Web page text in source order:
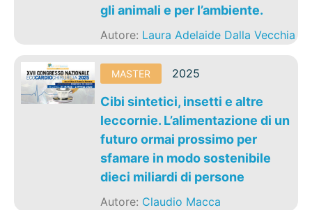
gli animali e per l’ambiente.
Autore: Laura Adelaide Dalla Vecchia
MASTER 2025
Cibi sintetici, insetti e altre
leccornie. L’alimentazione di un
futuro ormai prossimo per
sfamare in modo sostenibile
dieci miliardi di persone
Autore: Claudio Macca